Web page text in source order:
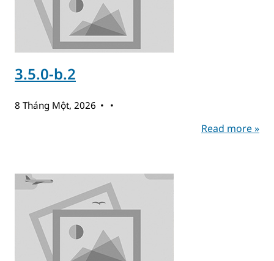
3.5.0-b.2
8 Tháng Một, 2026
Read more »